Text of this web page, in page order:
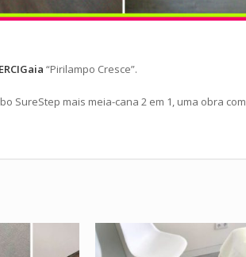
“Pirilampo Cresce”.
SureStep mais meia-cana 2 em 1, uma obra com